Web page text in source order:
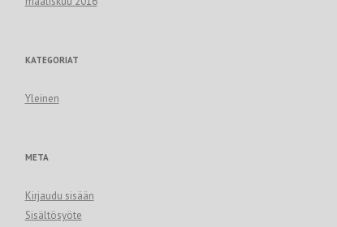
KATEGORIAT
Yleinen
META
Kirjaudu sisään
Sisältösyöte